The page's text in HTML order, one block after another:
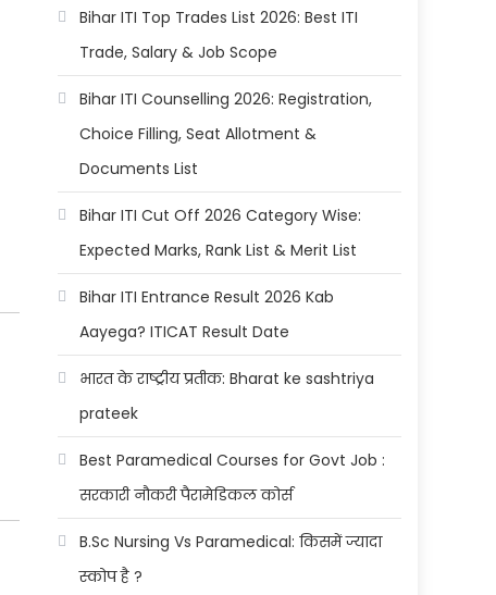
Bihar ITI Top Trades List 2026: Best ITI
Trade, Salary & Job Scope
Bihar ITI Counselling 2026: Registration,
Choice Filling, Seat Allotment &
Documents List
Bihar ITI Cut Off 2026 Category Wise:
Expected Marks, Rank List & Merit List
Bihar ITI Entrance Result 2026 Kab
Aayega? ITICAT Result Date
भारत के राष्ट्रीय प्रतीक: Bharat ke sashtriya
prateek
Best Paramedical Courses for Govt Job :
सरकारी नौकरी पैरामेडिकल कोर्स
B.Sc Nursing Vs Paramedical: किसमें ज्यादा
स्कोप है ?